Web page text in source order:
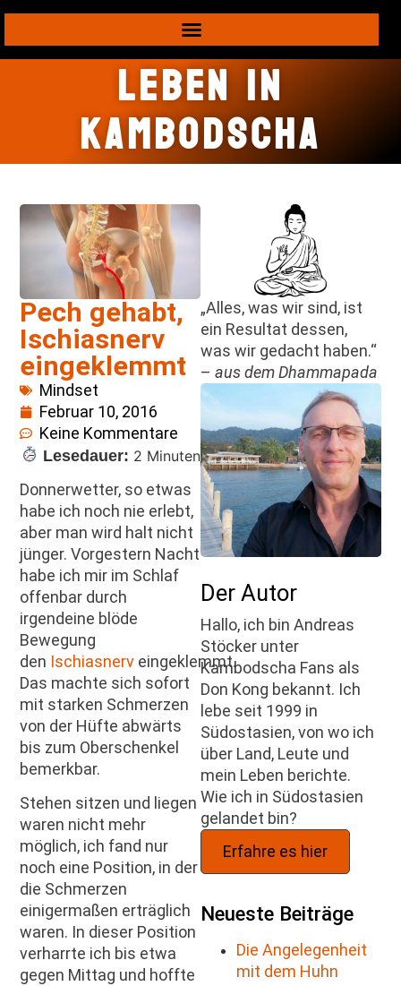
Leben in
Kambodscha
Pech gehabt,
Ischiasnerv
eingeklemmt
Mindset
Februar 10, 2016
Keine Kommentare
Lesedauer: 2 Minuten
Donnerwetter, so etwas
habe ich noch nie erlebt,
aber man wird halt nicht
jünger. Vorgestern Nacht
habe ich mir im Schlaf
offenbar durch
irgendeine blöde
Bewegung
den Ischiasnerv eingeklemmt.
Das machte sich sofort
mit starken Schmerzen
von der Hüfte abwärts
bis zum Oberschenkel
bemerkbar.
Stehen sitzen und liegen
waren nicht mehr
möglich, ich fand nur
noch eine Position, in der
die Schmerzen
einigermaßen erträglich
waren. In dieser Position
verharrte ich bis etwa
gegen Mittag und hoffte
„Alles, was wir sind, ist
ein Resultat dessen,
was wir gedacht haben.“
– aus dem Dhammapada
Der Autor
Hallo, ich bin Andreas
Stöcker unter
Kambodscha Fans als
Don Kong bekannt. Ich
lebe seit 1999 in
Südostasien, von wo ich
über Land, Leute und
mein Leben berichte.
Wie ich in Südostasien
gelandet bin?
Erfahre es hier
Neueste Beiträge
Die Angelegenheit
mit dem Huhn